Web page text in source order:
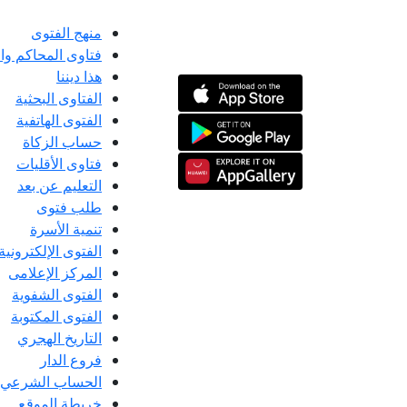
منهج الفتوى
فتاوى المحاكم
هذا ديننا
الفتاوى البحثية
الفتوى الهاتفية
حساب الزكاة
فتاوى الأقليات
التعليم عن بعد
طلب فتوى
تنمية الأسرة
الفتوى الإلكترونية
المركز الإعلامى
الفتوى الشفوية
الفتوى المكتوبة
التاريخ الهجري
فروع الدار
الحساب الشرعي